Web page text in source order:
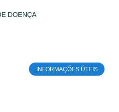
DOENÇA
INFORMAÇÕES ÚTEIS